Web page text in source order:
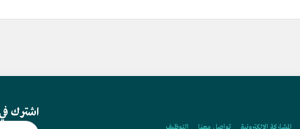
المشاركة الإلكترونية تواصل معنا التوظيف
اشترك